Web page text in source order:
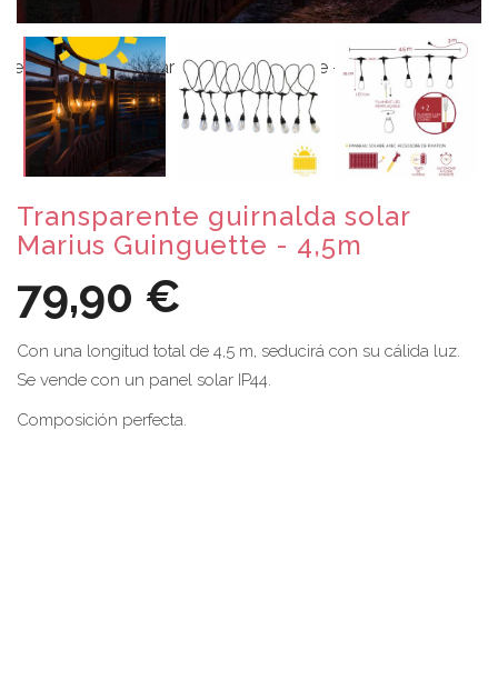
Transparente guirnalda solar
Marius Guinguette - 4,5m
79,90 €
Con una longitud total de 4,5 m, seducirá con su cálida luz.
Se vende con un panel solar IP44.
Composición perfecta.